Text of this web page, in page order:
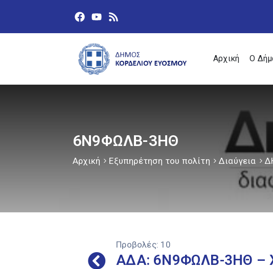
Αρχική Ο
6Ν9ΦΩΛΒ-3ΗΘ
Αρχική Εξυπηρέτηση του πολίτη Διαύγεια
Προβολές: 10
ΑΔΑ: 6Ν9ΦΩΛΒ-3ΗΘ –